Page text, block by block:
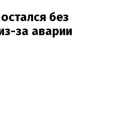
без
за аварии